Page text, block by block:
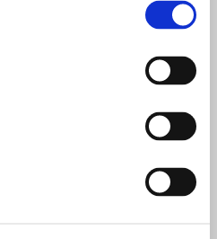
But when Noah is
in Bristol's Feeder
tell anyone what
leave following his
Clemo is now assigned
looked like the simple
există recenzii
bestselling
The Manor House,